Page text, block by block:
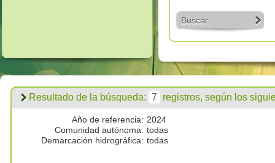
Buscar
Resultado de la búsqueda: 7 registros, según los
Año de referencia: 2024
Comunidad autónoma: todas
Demarcación hidrográfica: todas